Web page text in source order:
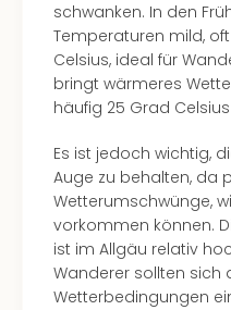
schwanken. In den
Temperaturen mild,
Celsius, ideal für
bringt wärmeres
häufig 25 Grad
Es ist jedoch wichtig,
Auge zu behalten, da
Wetterumschwünge,
vorkommen können.
ist im Allgäu relativ
Wanderer sollten sich
Wetterbedingungen